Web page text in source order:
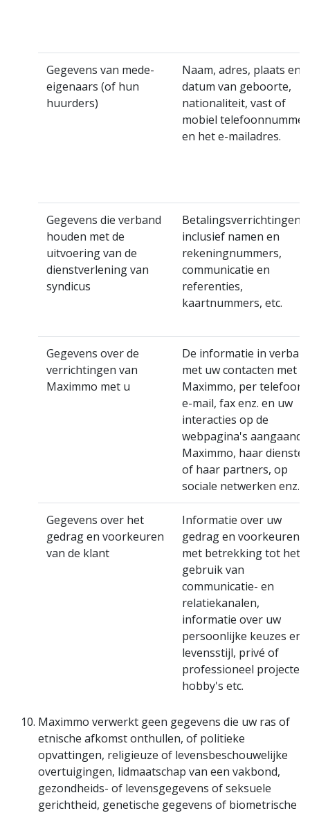
Gegevens van mede-
eigenaars (of hun
huurders)
Naam, adres, plaats en
datum van geboorte,
nationaliteit, vast of
mobiel telefoonnummer
en het e-mailadres.
Gegevens die verband
houden met de
uitvoering van de
dienstverlening van
syndicus
Betalingsverrichtingen,
inclusief namen en
rekeningnummers,
communicatie en
referenties,
kaartnummers, etc.
Gegevens over de
verrichtingen van
Maximmo met u
De informatie in
met uw contacten met
Maximmo, per telefoon,
e-mail, fax enz. en uw
interacties op de
webpagina's aangaande
Maximmo, haar diensten
of haar partners, op
sociale netwerken enz.
Gegevens over het
gedrag en voorkeuren
van de klant
Informatie over uw
gedrag en voorkeuren
met betrekking tot het
gebruik van
communicatie- en
relatiekanalen,
informatie over uw
persoonlijke keuzes en
levensstijl, privé of
professioneel projecten,
hobby's etc.
Maximmo verwerkt geen gegevens die uw ras of
etnische afkomst onthullen, of politieke
opvattingen, religieuze of levensbeschouwelijke
overtuigingen, lidmaatschap van een vakbond,
gezondheids- of levensgegevens of seksuele
gerichtheid, genetische gegevens of biometrische